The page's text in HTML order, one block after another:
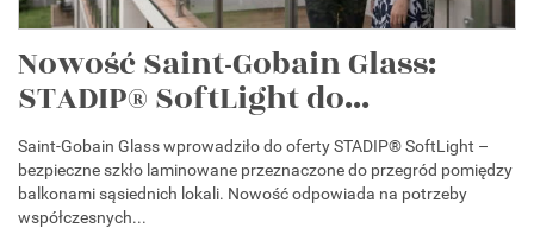
Nowość Saint-Gobain Glass:
STADIP® SoftLight do...
Saint-Gobain Glass wprowadziło do oferty STADIP® SoftLight –
bezpieczne szkło laminowane przeznaczone do przegród pomiędzy
balkonami sąsiednich lokali. Nowość odpowiada na potrzeby
współczesnych...